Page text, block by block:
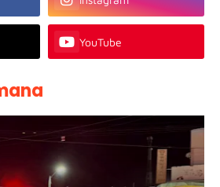
YouTube